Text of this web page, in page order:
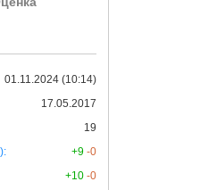
01.11.2024 (10:14)
17.05.2017
19
+9 -0
+10 -0